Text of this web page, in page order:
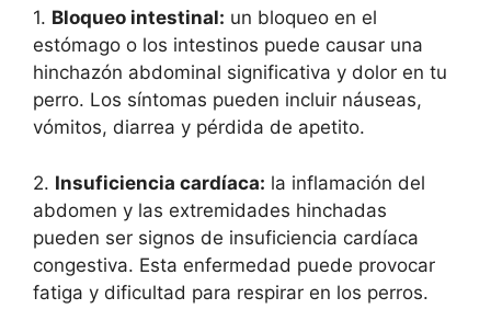
1. Bloqueo intestinal: un bloqueo en el
estómago o los intestinos puede causar una
hinchazón abdominal significativa y dolor en tu
perro. Los síntomas pueden incluir náuseas,
vómitos, diarrea y pérdida de apetito.
2. Insuficiencia cardíaca: la inflamación del
abdomen y las extremidades hinchadas
pueden ser signos de insuficiencia cardíaca
congestiva. Esta enfermedad puede provocar
fatiga y dificultad para respirar en los perros.